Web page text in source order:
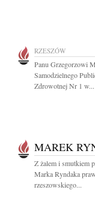
RZESZÓW
Panu Grzegorzowi
Samodzielnego
Zdrowotnej Nr 1 w...
MAREK
Z żalem i smutkiem
Marka Ryndaka
rzeszowskiego...